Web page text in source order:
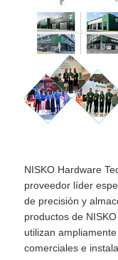
NISKO Hardware
proveedor líder
de precisión y
productos de
utilizan
comerciales e